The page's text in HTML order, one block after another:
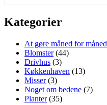
Kategorier
At gøre måned for måned
Blomster(44)
Drivhus (3)
Køkkenhaven (13)
Misser(3)
Noget om bedene (7)
Planter(35)